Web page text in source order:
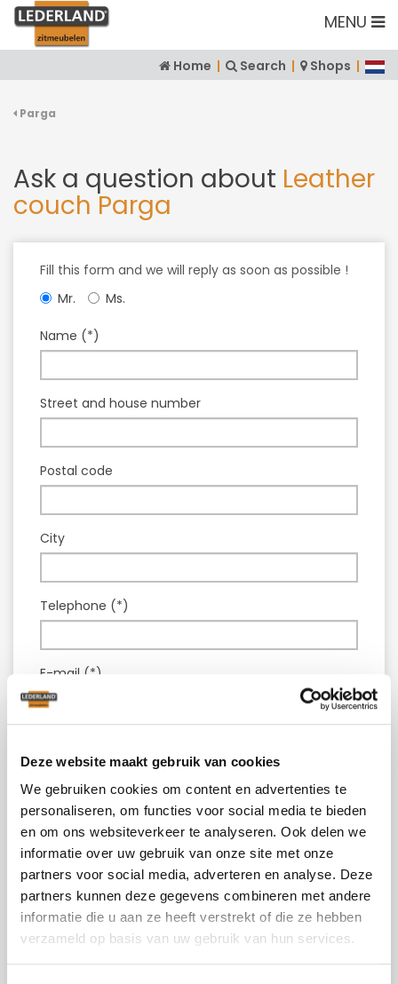
Deze website maakt gebruik van cookies
We gebruiken cookies om content en advertenties te
personaliseren, om functies voor social media te bieden
en om ons websiteverkeer te analyseren. Ook delen we
informatie over uw gebruik van onze site met onze
partners voor social media, adverteren en analyse. Deze
partners kunnen deze gegevens combineren met andere
informatie die u aan ze heeft verstrekt of die ze hebben
verzameld op basis van uw gebruik van hun services.
MENU
Home | Search | Shops |
Parga
Ask a question about Leather
couch Parga
Fill this form and we will reply as soon as possible !
Mr.
Ms.
Name (*)
Street and house number
Postal code
City
Telephone (*)
E-mail (*)
I agree with the privacy policy.